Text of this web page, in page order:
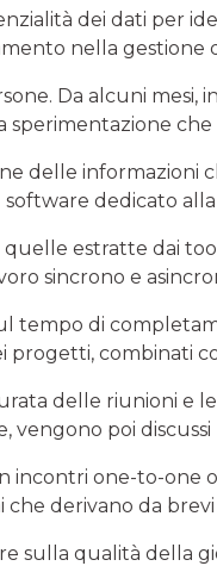
dei dati per
nella gestione
Da alcuni mesi,
sperimentazione che
delle informazioni
dedicato
estratte dai
sincrono e
tempo di
progetti, combinati
delle riunioni e
vengono poi discussi
incontri one-to-one
che derivano da brevi
sulla qualità della